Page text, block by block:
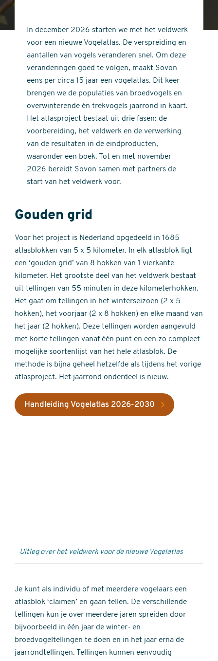
stars
of
stars
In december 2026 starten we met het veldwerk
voor een nieuwe Vogelatlas. De verspreiding en
aantallen van vogels veranderen snel. Om deze
veranderingen goed te volgen, maakt Sovon
eens per circa 15 jaar een vogelatlas. Dit keer
brengen we de populaties van broedvogels en
overwinterende én trekvogels jaarrond in kaart.
Het atlasproject bestaat uit drie fasen: de
voorbereiding, het veldwerk en de verwerking
van de resultaten in de eindproducten,
waaronder een boek. Tot en met november
2026 bereidt Sovon samen met partners de
start van het veldwerk voor.
Gouden grid
Voor het project is Nederland opgedeeld in 1685
atlasblokken van 5 x 5 kilometer. In elk atlasblok ligt
een ‘gouden grid’ van 8 hokken van 1 vierkante
kilometer. Het grootste deel van het veldwerk bestaat
uit tellingen van 55 minuten in deze kilometerhokken.
Het gaat om tellingen in het winterseizoen (2 x 5
hokken), het voorjaar (2 x 8 hokken) en elke maand van
het jaar (2 hokken). Deze tellingen worden aangevuld
met korte tellingen vanaf één punt en een zo compleet
mogelijke soortenlijst van het hele atlasblok. De
methode is bijna geheel hetzelfde als tijdens het vorige
atlasproject. Het jaarrond onderdeel is nieuw.
Handleiding Vogelatlas 2026-2030
Uitleg over het veldwerk voor de nieuwe Vogelatlas
Je kunt als individu of met meerdere vogelaars een
atlasblok ‘claimen’ en gaan tellen. De verschillende
tellingen kun je over meerdere jaren spreiden door
bijvoorbeeld in één jaar de winter- en
broedvogeltellingen te doen en in het jaar erna de
jaarrondtellingen. Tellingen kunnen eenvoudig